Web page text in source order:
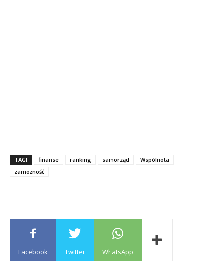
TAGI finanse ranking samorząd
Wspólnota
zamożność
Facebook Twitter WhatsApp